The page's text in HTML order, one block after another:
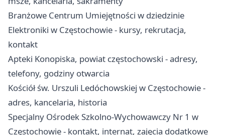
Branżowe Centrum Umiejętności w dziedzinie
Elektroniki w Częstochowie - kursy, rekrutacja,
kontakt
Apteki Konopiska, powiat częstochowski - adresy,
telefony, godziny otwarcia
Kościół św. Urszuli Ledóchowskiej w Częstochowie -
adres, kancelaria, historia
Specjalny Ośrodek Szkolno-Wychowawczy Nr 1 w
Częstochowie - kontakt, internat, zajęcia dodatkowe